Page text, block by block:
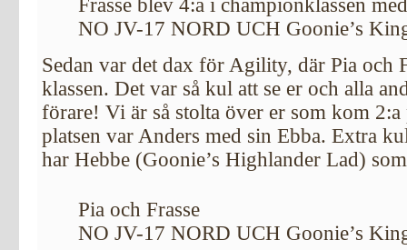
Frasse blev 4:a i championklassen
NO JV-17 NORD UCH Goonie’s
Sedan var det dax för Agility, där Pia och
klassen. Det var så kul att se er och alla
förare! Vi är så stolta över er som kom
platsen var Anders med sin Ebba. Extra
har Hebbe (Goonie’s Highlander Lad)
Pia och Frasse
NO JV-17 NORD UCH Goonie’s